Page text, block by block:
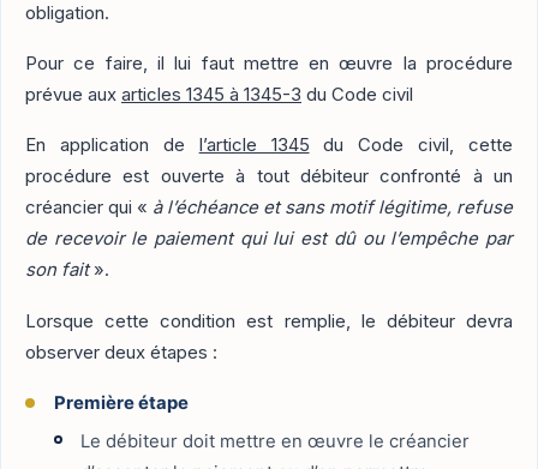
obligation.
Pour ce faire, il lui faut mettre en œuvre la procédure
prévue aux articles 1345 à 1345-3 du Code civil
En application de l’article 1345 du Code civil, cette
procédure est ouverte à tout débiteur confronté à un
créancier qui « à l’échéance et sans motif légitime, refuse
de recevoir le paiement qui lui est dû ou l’empêche par
son fait».
Lorsque cette condition est remplie, le débiteur devra
observer deux étapes :
Première étape
Le débiteur doit mettre en œuvre le créancier